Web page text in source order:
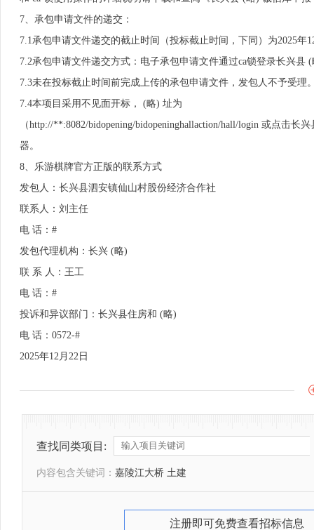
7、承包申请文件的递交：
7.1承包申请文件递交的截止时间（投标截止时间，下同）为2025年
7.2承包申请文件递交方式：电子承包申请文件通过ca锁登录长兴县
7.3未在投标截止时间前完成上传的承包申请文件，发包人不予受理
7.4本项目采用不见面开标， (略) 址为
（http://**:8082/bidopening/bidopeninghallaction/hall/login 或点击
器。
8、乐游棋牌官方正版的联系方式
发包人：长兴县泗安镇仙山村股份经济合作社
联系人：刘主任
电 话：#
发包代理机构：长兴 (略)
联 系 人：王工
电 话：#
投诉和异议部门：长兴县住房和 (略)
电 话：0572-#
2025年12月22日
查找同类项目:
内容包含关键词： 嘉陵江大桥 土建
注册即可免费查看招标信息